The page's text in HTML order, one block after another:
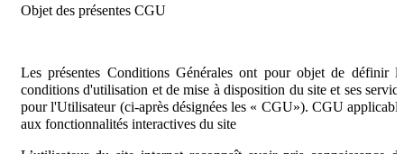
Objet des présentes CGU
Les présentes Conditions Générales ont pour objet de définir
conditions d'utilisation et de mise à disposition du site et ses
pour l'Utilisateur (ci-après désignées les « CGU»). CGU
aux fonctionnalités interactives du site